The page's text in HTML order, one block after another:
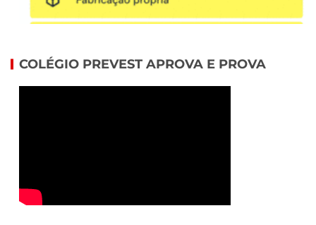
COLÉGIO PREVEST APROVA E PROVA